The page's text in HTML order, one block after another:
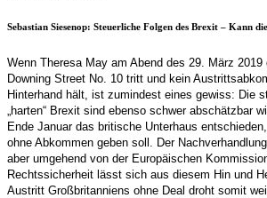
Sebastian Siesenop: Steuerliche Folgen des Brexit – Kann
Wenn Theresa May am Abend des 29. März 2019
Downing Street No. 10 tritt und kein
Hinterhand hält, ist zumindest eines gewiss: Die
„harten“ Brexit sind ebenso schwer abschätzbar
Ende Januar das britische Unterhaus
ohne Abkommen geben soll. Der
aber umgehend von der Europäischen
Rechtssicherheit lässt sich aus diesem Hin und
Austritt Großbritanniens ohne Deal droht somit